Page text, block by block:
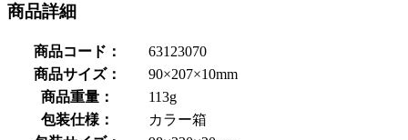
商品詳細
商品コード：
63123070
商品サイズ：
90×207×10mm
商品重量：
113g
包装仕様：
カラー箱